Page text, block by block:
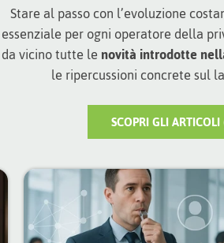
Stare al passo con l’evoluzione
essenziale per ogni operatore della
da vicino tutte lenovità introdotte
le ripercussioni concrete sul
SCOPRI GLI